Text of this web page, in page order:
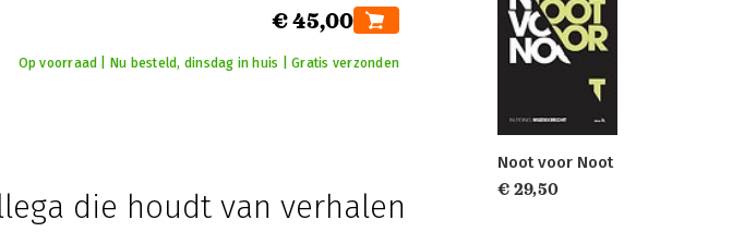
€ 45,00
Op voorraad | Nu besteld, dinsdag in huis | Gratis verzonden
die houdt van verhalen
Noot voor Noot
€ 29,50